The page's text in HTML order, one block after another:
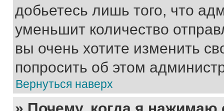
добьетесь лишь того, что
уменьшит количество
вы очень хотите изменить
попросить об этом
Вернуться наверх